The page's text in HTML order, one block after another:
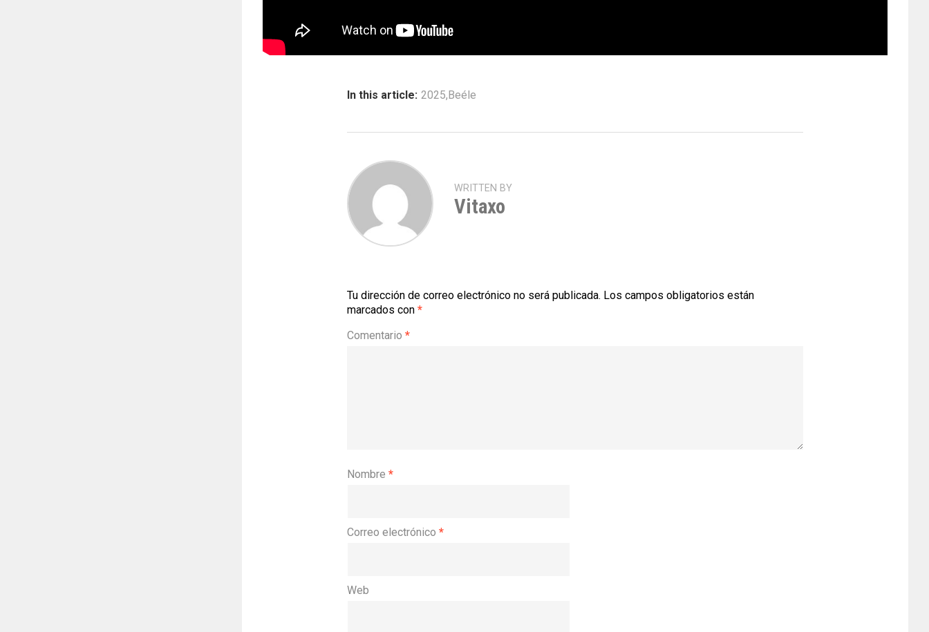
In this article: 2025,Beéle
WRITTEN BY
Vitaxo
Tu dirección de correo electrónico no será publicada. Los campos obligatorios están
marcados con *
Comentario *
Nombre *
Correo electrónico *
Web